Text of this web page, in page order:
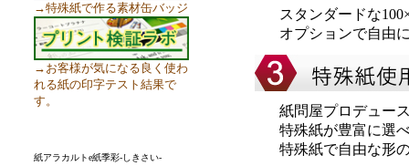
→特殊紙で作る素材缶バッジ
→お客様が気になる良く使わ
れる紙の印字テスト結果で
す。
紙アラカルトe紙季彩-しきさい-
スタンダードな
オプションで自由
紙問屋プロデュー
特殊紙が豊富に選
特殊紙で自由な形